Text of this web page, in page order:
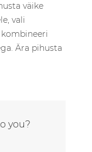
väike
vali
kombineeri
Ära pihusta
you?